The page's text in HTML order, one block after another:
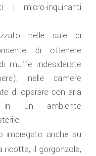
i micro-inquinanti
nelle sale di
di ottenere
indesiderate
nelle camere
di operare con aria
un ambiente
impiegato anche su
il gorgonzola,